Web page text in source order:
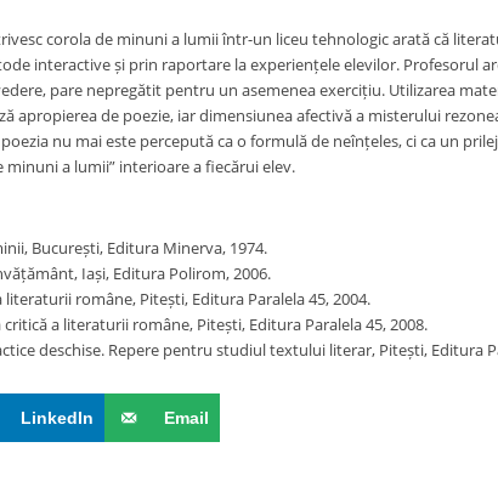
corola de minuni a lumii într-un liceu tehnologic arată că
interactive și prin raportare la experiențele elevilor. Profesorul
pare nepregătit pentru un asemenea exercițiu. Utilizarea
apropierea de poezie, iar dimensiunea afectivă a misterului
nu mai este percepută ca o formulă de neînțeles, ci ca un
a lumii” interioare a fiecărui elev.
București, Editura Minerva, 1974.
Iași, Editura Polirom, 2006.
române, Pitești, Editura Paralela 45, 2004.
a literaturii române, Pitești, Editura Paralela 45, 2008.
deschise. Repere pentru studiul textului literar, Pitești, Editura
LinkedIn Email